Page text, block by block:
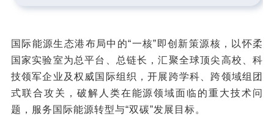
国际能源生态港布局中的“一核”即创新策源核，以怀柔
国家实验室为总平台、总链长，汇聚全球顶尖高校、科
技领军企业及权威国际组织，开展跨学科、跨领域组团
式联合攻关，破解人类在能源领域面临的重大技术问
题，服务国际能源转型与“双碳”发展目标。